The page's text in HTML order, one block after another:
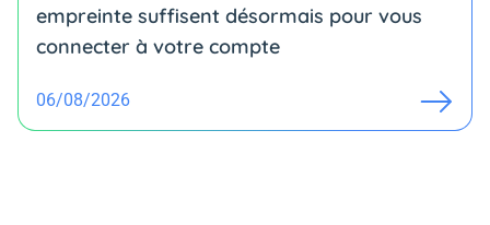
empreinte suffisent désormais pour vous
connecter à votre compte
06/08/2026